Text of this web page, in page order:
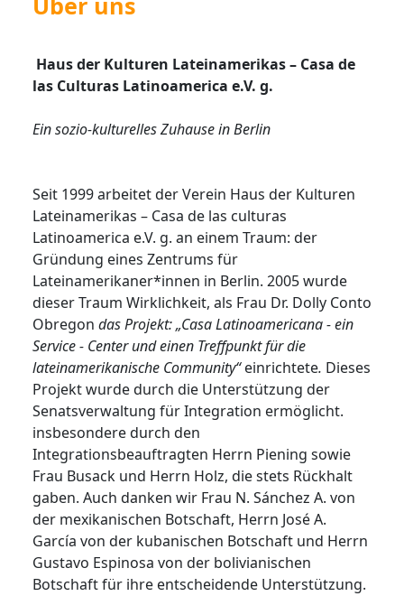
Haus der Kulturen Lateinamerikas – Casa de
las Culturas Latinoamerica e.V. g.
Ein sozio-kulturelles Zuhause in Berlin
Seit 1999 arbeitet der Verein Haus der Kulturen
Lateinamerikas – Casa de las culturas
Latinoamerica e.V. g. an einem Traum: der
Gründung eines Zentrums für
Lateinamerikaner*innen in Berlin. 2005 wurde
dieser Traum Wirklichkeit, als Frau Dr. Dolly Conto
Obregon das Projekt: „Casa Latinoamericana - ein
Service - Center und einen Treffpunkt für die
lateinamerikanische Community“einrichtete. Dieses
Projekt wurde durch die Unterstützung der
Senatsverwaltung für Integration ermöglicht.
insbesondere durch den
Integrationsbeauftragten Herrn Piening sowie
Frau Busack und Herrn Holz, die stets Rückhalt
gaben. Auch danken wir Frau N. Sánchez A. von
der mexikanischen Botschaft, Herrn José A.
García von der kubanischen Botschaft und Herrn
Gustavo Espinosa von der bolivianischen
Botschaft für ihre entscheidende Unterstützung.